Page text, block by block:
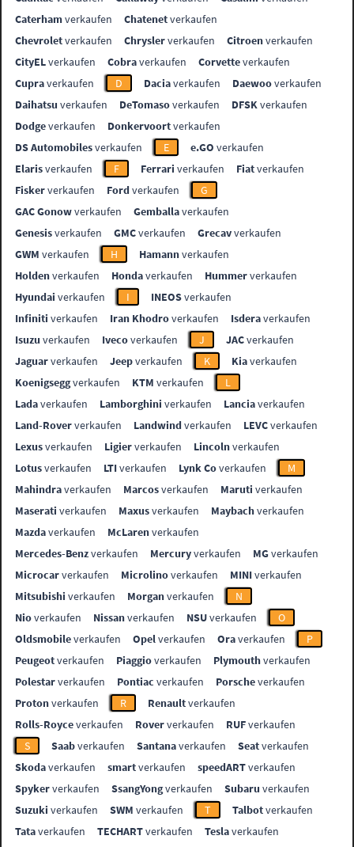
Caterhamverkaufen Chatenetverkaufen
Chevroletverkaufen Chryslerverkaufen Citroenverkaufen
CityELverkaufen Cobraverkaufen Corvetteverkaufen
Cupraverkaufen D Daciaverkaufen Daewooverkaufen
Daihatsu verkaufen DeTomasoverkaufen DFSKverkaufen
Dodgeverkaufen Donkervoortverkaufen
DS Automobilesverkaufen E e.GO verkaufen
Elarisverkaufen F Ferrari verkaufen Fiatverkaufen
Fiskerverkaufen Fordverkaufen
G
GAC Gonowverkaufen Gemballaverkaufen
Genesisverkaufen GMCverkaufen Grecavverkaufen
GWM verkaufen H Hamannverkaufen
Holdenverkaufen Hondaverkaufen Hummerverkaufen
Hyundai verkaufen I INEOSverkaufen
Infiniti verkaufen Iran Khodroverkaufen Isderaverkaufen
Isuzu verkaufen Ivecoverkaufen J JACverkaufen
Jaguarverkaufen Jeepverkaufen K Kiaverkaufen
Koenigseggverkaufen KTM verkaufen
L
Ladaverkaufen Lamborghini verkaufen Lanciaverkaufen
Land-Roververkaufen Landwindverkaufen LEVCverkaufen
Lexusverkaufen Ligierverkaufen Lincolnverkaufen
Lotusverkaufen LTIverkaufen Lynk Coverkaufen
M
Mahindraverkaufen Marcosverkaufen Maruti verkaufen
Maserati verkaufen Maxusverkaufen Maybachverkaufen
Mazdaverkaufen McLarenverkaufen
Mercedes-Benzverkaufen Mercuryverkaufen MGverkaufen
Microcarverkaufen Microlinoverkaufen MINIverkaufen
Mitsubishi verkaufen Morganverkaufen
N
Nioverkaufen Nissanverkaufen NSUverkaufen
O
Oldsmobileverkaufen Opelverkaufen Oraverkaufen
P
Peugeotverkaufen Piaggioverkaufen Plymouthverkaufen
Polestarverkaufen Pontiac verkaufen Porscheverkaufen
Protonverkaufen R Renaultverkaufen
Rolls-Royceverkaufen Roververkaufen RUFverkaufen
S
Saabverkaufen Santanaverkaufen Seatverkaufen
Skodaverkaufen smartverkaufen speedARTverkaufen
Spykerverkaufen SsangYongverkaufen Subaru verkaufen
Suzuki verkaufen SWM verkaufen T Talbotverkaufen
Tataverkaufen TECHARTverkaufen Teslaverkaufen